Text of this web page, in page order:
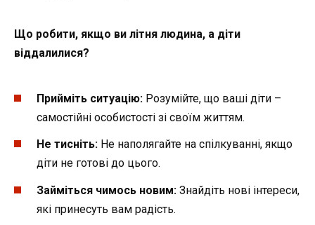
Що робити, якщо ви літня людина, а діти
віддалилися?
Прийміть ситуацію: Розумійте, що ваші діти –
самостійні особистості зі своїм життям.
Не тисніть: Не наполягайте на спілкуванні, якщо
діти не готові до цього.
Займіться чимось новим: Знайдіть нові інтереси,
які принесуть вам радість.